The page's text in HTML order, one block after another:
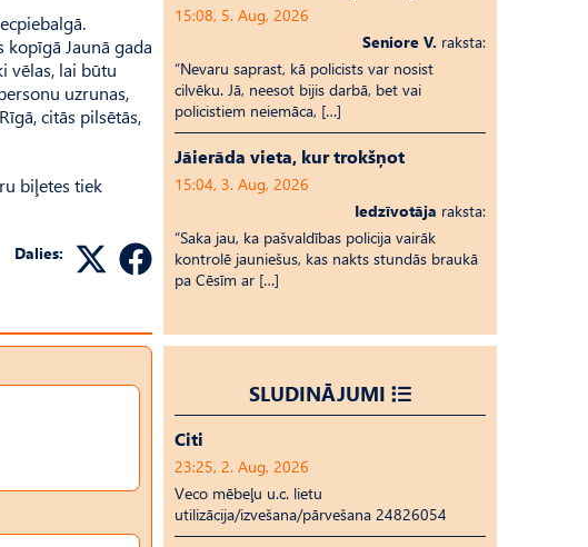
Jaunā gada
vēlas, lai būtu
uzrunas,
citās pilsētās,
biļetes tiek
Dalies:
15:08, 5. Aug, 2026
Seniore V. raksta:
“Nevaru saprast, kā policists var nosist
cilvēku. Jā, neesot bijis darbā, bet vai
policistiem neiemāca, […]
Jāierāda vieta, kur trokšņot
15:04, 3. Aug, 2026
Iedzīvotāja raksta:
“Saka jau, ka pašvaldības policija vairāk
kontrolē jauniešus, kas nakts stundās braukā
pa Cēsīm ar […]
SLUDINĀJUMI
Citi
23:25, 2. Aug, 2026
Veco mēbeļu u.c. lietu
utilizācija/izvešana/pārvešana 24826054